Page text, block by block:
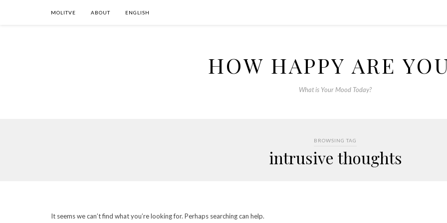
MOLITVE ABOUT ENGLISH
HOW HAPPY ARE
What is Your Mood Today?
BROWSING TAG
intrusive thoughts
It seems we can’t find what you’re looking for. Perhaps searching can help.